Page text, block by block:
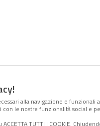
alla navigazione e
le nostre funzionalità social e
TUTTI I COOKIE.